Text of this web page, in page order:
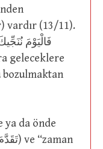
vardır (13/11).
bozulmaktan